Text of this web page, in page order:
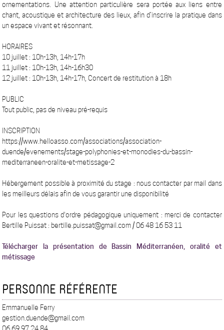
ornementations. Une attention particulière sera portée aux liens entre
chant, acoustique et architecture des lieux, afin d’inscrire la pratique dans
un espace vivant et résonnant.
HORAIRES
10 juillet : 10h-13h, 14h-17h
11 juillet : 10h-13h, 14h-16h30
12 juillet : 10h-13h, 14h-17h, Concert de restitution à 18h
PUBLIC
Tout public, pas de niveau pré-requis
INSCRIPTION
https://www.helloasso.com/associations/association-
duende/evenements/stage-polyphonies-et-monodies-du-bassin-
mediterraneen-oralite-et-metissage-2
Hébergement possible à proximité du stage : nous contacter par mail dans
les meilleurs délais afin de vous garantir une disponibilité
Pour les questions d'ordre pédagogique uniquement : merci de contacter
Bertille Puissat : bertille.puissat@gmail.com / 06 48 16 53 11
Télécharger la présentation de Bassin Méditerranéen, oralité et
métissage
PERSONNE RÉFÉRENTE
Emmanuelle Ferry
gestion.duende@gmail.com